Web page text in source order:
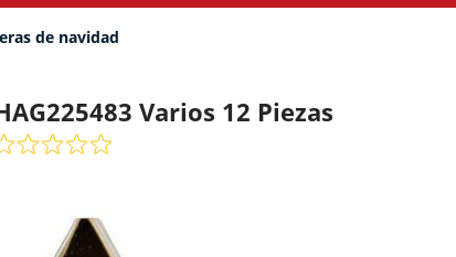
de navidad
Varios 12 Piezas